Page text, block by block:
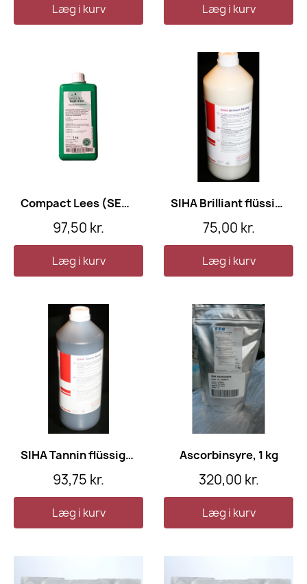
Læg i kurv Læg i kurv
Compact Lees (SEKT Klar)
97,50 kr.
Læg i kurv
SIHA Brilliant flüssig, 1 l
75,00 kr.
Læg i kurv
SIHA Tannin flüssig, 1 l
93,75 kr.
Læg i kurv
Ascorbinsyre, 1 kg
320,00 kr.
Læg i kurv